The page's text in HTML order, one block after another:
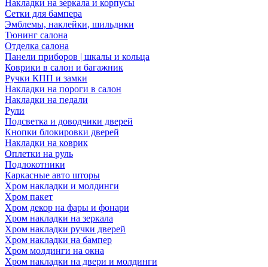
Накладки на зеркала и корпусы
Сетки для бампера
Эмблемы, наклейки, шильдики
Тюнинг салона
Отделка салона
Панели приборов | шкалы и кольца
Коврики в салон и багажник
Ручки КПП и замки
Накладки на пороги в салон
Накладки на педали
Рули
Подсветка и доводчики дверей
Кнопки блокировки дверей
Накладки на коврик
Оплетки на руль
Подлокотники
Каркасные авто шторы
Хром накладки и молдинги
Хром пакет
Хром декор на фары и фонари
Хром накладки на зеркала
Хром накладки ручки дверей
Хром накладки на бампер
Хром молдинги на окна
Хром накладки на двери и молдинги